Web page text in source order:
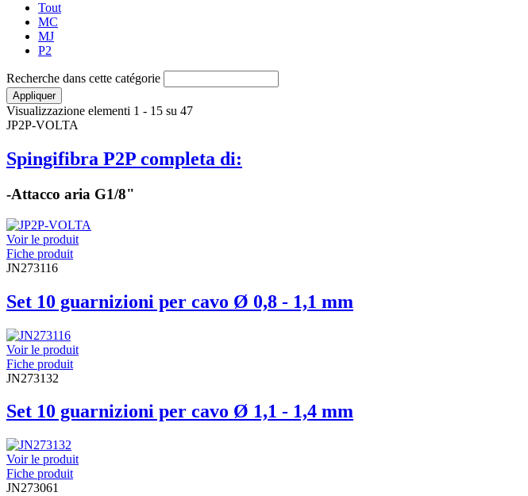
Tout
MC
MJ
P2
Recherche dans cette catégorie
Visualizzazione elementi 1 - 15 su 47
JP2P-VOLTA
Spingifibra P2P completa di:
-Attacco aria G1/8"
Voir le produit
Fiche produit
JN273116
Set 10 guarnizioni per cavo Ø 0,8 - 1,1 mm
Voir le produit
Fiche produit
JN273132
Set 10 guarnizioni per cavo Ø 1,1 - 1,4 mm
Voir le produit
Fiche produit
JN273061